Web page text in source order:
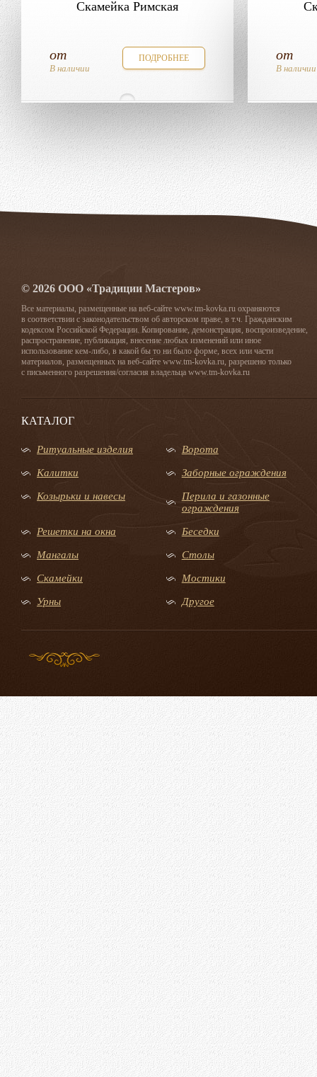
Скамейка Римская
от
В наличии
ПОДРОБНЕЕ от
В наличии
© 2026 ООО «Традиции Мастеров»
Все материалы, размещенные на веб-сайте www.tm-kovka.ru охраняются
в соответствии с законодательством об авторском праве, в т.ч. Гражданским
кодексом Российской Федерации. Копирование, демонстрация, воспроизведение,
распространение, публикация, внесение любых изменений или иное
использование кем-либо, в какой бы то ни было форме, всех или части
материалов, размещенных на веб-сайте www.tm-kovka.ru, разрешено только
с письменного разрешения/согласия владельца www.tm-kovka.ru
КАТАЛОГ
Ритуальные изделия Ворота
Калитки Заборные ограждения
Козырьки и навесы
Перила и газонные
ограждения
Решетки на окна Беседки
Мангалы Столы
Скамейки Мостики
Урны Другое